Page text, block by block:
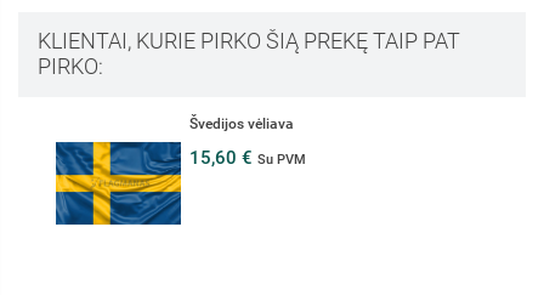
KLIENTAI, KURIE PIRKO ŠIĄ PREKĘ TAIP PAT
PIRKO:
Švedijos vėliava
15,60 €Su PVM